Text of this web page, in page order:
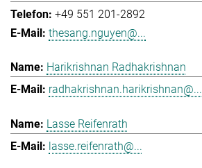
+49 551 201-2892
thesang.nguyen@...
Harikrishnan Radhakrishnan
radhakrishnan.harikrishnan@...
Lasse Reifenrath
lasse.reifenrath@...